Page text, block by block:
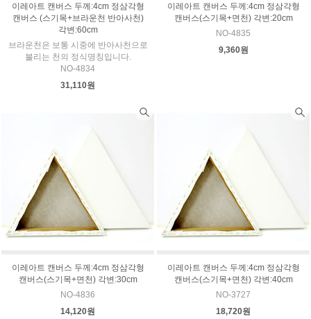
이레아트 캔버스 두께:4cm 정삼각형
캔버스 (스기목+브라운천 반아사천)
각변:60cm
브라운천은 보통 시중에 반아사천으로
불리는 천의 정식명칭입니다.
NO-4834
31,110원
이레아트 캔버스 두께:4cm 정삼각형
캔버스(스기목+면천) 각변:20cm
NO-4835
9,360원
이레아트 캔버스 두께:4cm 정삼각형
캔버스(스기목+면천) 각변:30cm
NO-4836
14,120원
이레아트 캔버스 두께:4cm 정삼각형
캔버스(스기목+면천) 각변:40cm
NO-3727
18,720원